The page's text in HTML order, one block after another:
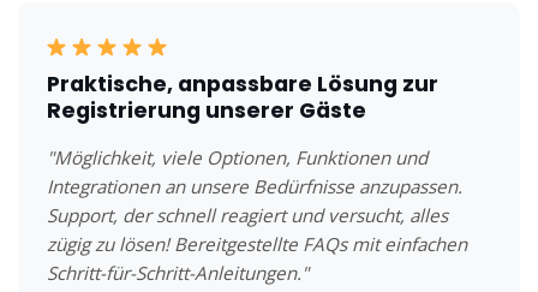
Praktische, anpassbare Lösung zur
Registrierung unserer Gäste
"Möglichkeit, viele Optionen, Funktionen und
Integrationen an unsere Bedürfnisse anzupassen.
Support, der schnell reagiert und versucht, alles
zügig zu lösen! Bereitgestellte FAQs mit einfachen
Schritt-für-Schritt-Anleitungen."